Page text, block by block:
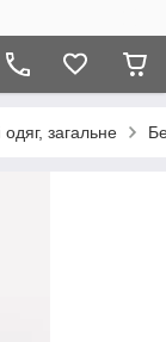
загальне